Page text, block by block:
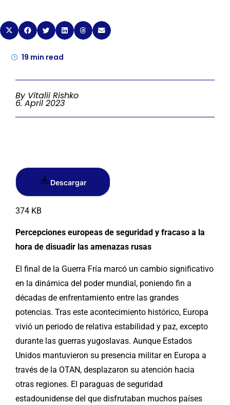
19 min read
By Vitalii Rishko
6. April 2023
Descargar
374 KB
Percepciones europeas de seguridad y fracaso a la
hora de disuadir las amenazas rusas
El final de la Guerra Fría marcó un cambio significativo
en la dinámica del poder mundial, poniendo fin a
décadas de enfrentamiento entre las grandes
potencias. Tras este acontecimiento histórico, Europa
vivió un periodo de relativa estabilidad y paz, excepto
durante las guerras yugoslavas. Aunque Estados
Unidos mantuvieron su presencia militar en Europa a
través de la OTAN, desplazaron su atención hacia
otras regiones. El paraguas de seguridad
estadounidense del que disfrutaban muchos países